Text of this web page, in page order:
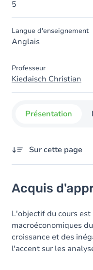
5
Langue d'enseignement
Anglais
Professeur
Kiedaisch Christian
Présentation
Sur cette page
Objectifs
Contenu
Exercices
Acquis
L'objectif du cours
macroéconomiques
croissance et des
l'accent sur les